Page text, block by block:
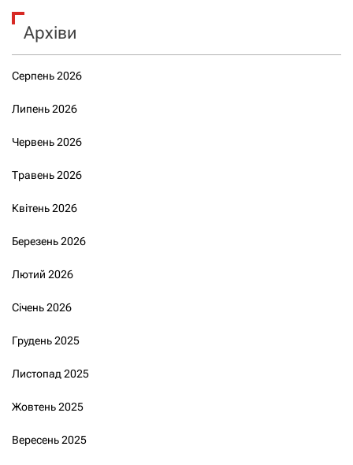
Архіви
Серпень 2026
Липень 2026
Червень 2026
Травень 2026
Квітень 2026
Березень 2026
Лютий 2026
Січень 2026
Грудень 2025
Листопад 2025
Жовтень 2025
Вересень 2025